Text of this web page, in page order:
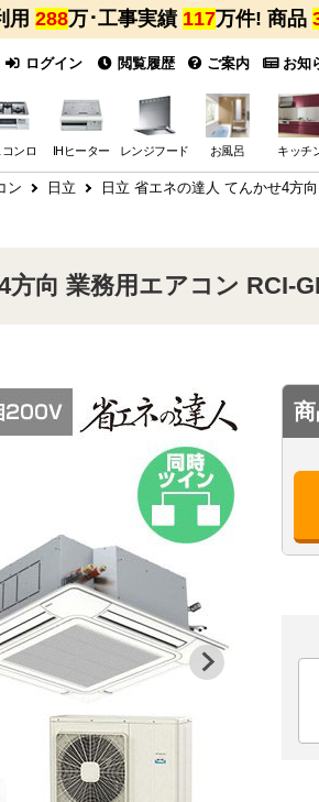
用 288万･工事実績 117万件! 商品
ログイン 閲覧履歴 ご案内 お知
コンロ IHヒーター レンジフード お風呂 キッチ
ン 日立 日立 省エネの達人 てんかせ4方
向 業務用エアコン RCI-